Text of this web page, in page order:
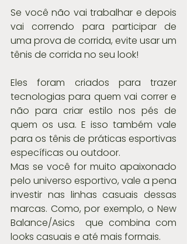
Se você não vai trabalhar e depois
vai correndo para participar de
uma prova de corrida, evite usar um
tênis de corrida no seu look!
Eles foram criados para trazer
tecnologias para quem vai correr e
não para criar estilo nos pés de
quem os usa. E isso também vale
para os tênis de práticas esportivas
específicas ou outdoor.
Mas se você for muito apaixonado
pelo universo esportivo, vale a pena
investir nas linhas casuais dessas
marcas. Como, por exemplo, o New
Balance/Asics  que combina com
looks casuais e até mais formais.